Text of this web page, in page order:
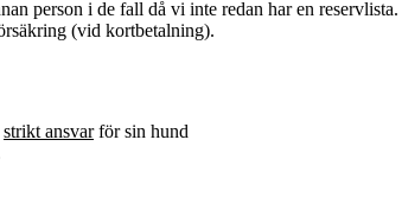
person i de fall då vi inte redan har en reservlista.
(vid kortbetalning).
strikt ansvarför sin hund